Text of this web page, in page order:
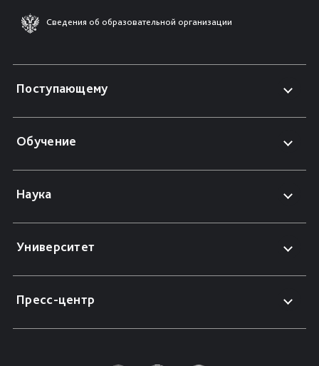
Сведения об образовательной организации
Поступающему
Обучение
Наука
Университет
Пресс-центр